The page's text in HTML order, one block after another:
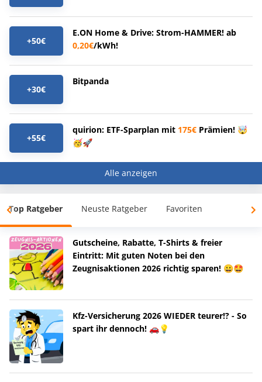
+50€
E.ON Home & Drive: Strom-HAMMER! ab
0,20€/kWh!
+30€
Bitpanda
+55€
quirion: ETF-Sparplan mit 175€ Prämien! 🤯
🥳🚀
Alle anzeigen
Top Ratgeber Neuste Ratgeber Favoriten
Gutscheine, Rabatte, T-Shirts & freier
Eintritt: Mit guten Noten bei den
Zeugnisaktionen 2026 richtig sparen! 😀🤩
Kfz-Versicherung 2026 WIEDER teurer!? - So
spart ihr dennoch! 🚗💡